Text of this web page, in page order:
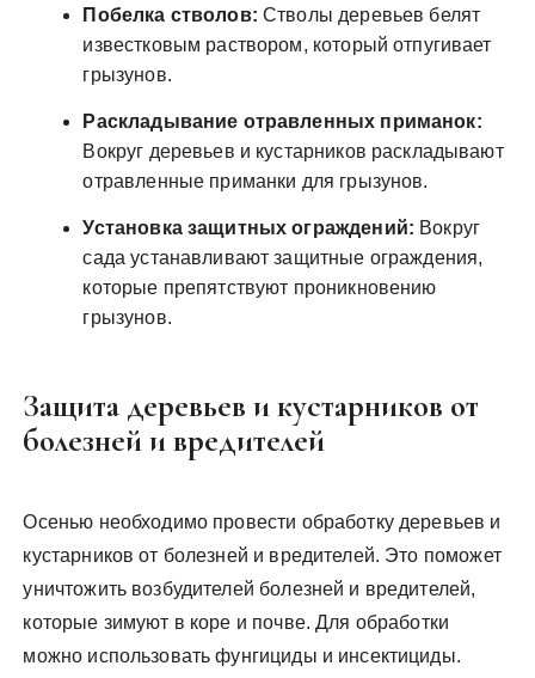
Побелка стволов: Стволы деревьев белят
известковым раствором, который отпугивает
грызунов.
Раскладывание отравленных приманок:
Вокруг деревьев и кустарников раскладывают
отравленные приманки для грызунов.
Установка защитных ограждений: Вокруг
сада устанавливают защитные ограждения,
которые препятствуют проникновению
грызунов.
Защита деревьев и кустарников от
болезней и вредителей
Осенью необходимо провести обработку деревьев и
кустарников от болезней и вредителей. Это поможет
уничтожить возбудителей болезней и вредителей,
которые зимуют в коре и почве. Для обработки
можно использовать фунгициды и инсектициды.